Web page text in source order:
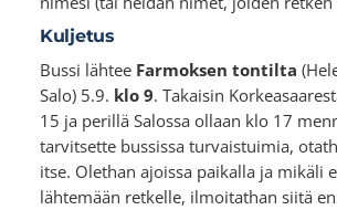
Kuljetus
Bussi lähteeFarmoksen tontilta
Salo) 5.9. klo 9. Takaisin
15 ja perillä Salossa ollaan klo 17
tarvitsette bussissa turvaistuimia,
itse. Olethan ajoissa paikalla ja mikäli
lähtemään retkelle, ilmoitathan siitä